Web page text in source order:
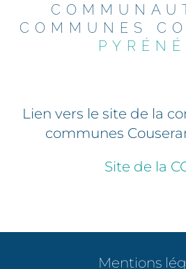
COMMUNES
Lien vers le site de la
communes
Site de la
Mentions